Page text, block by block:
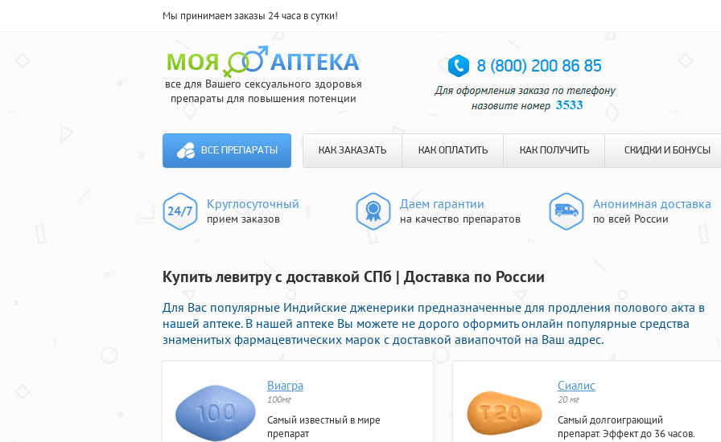
Мы принимаем заказы 24 часа в сутки!
все для Вашего сексуального здоровья
препараты для повышения потенции
ВСЕ ПРЕПАРАТЫ КАК ЗАКАЗАТЬ КАК ОПЛАТИТЬ КАК ПОЛУЧИТЬ СКИДКИ И БОНУСЫ
Круглосуточный
прием заказов
Даем гарантии
на качество препаратов
Анонимная доставка
по всей России
Купить левитру с доставкой СПб | Доставка по России
Для Вас популярные Индийские дженерики предназначенные для продления полового акта в
нашей аптеке. В нашей аптеке Вы можете не дорого оформить онлайн популярные средства
знаменитых фармацевтических марок с доставкой авиапочтой на Ваш адрес.
Виагра
100мг
Самый известный в мире
препарат
Сиалис
20 мг
Самый долгоиграющий
препарат. Эффект до 36 часов.